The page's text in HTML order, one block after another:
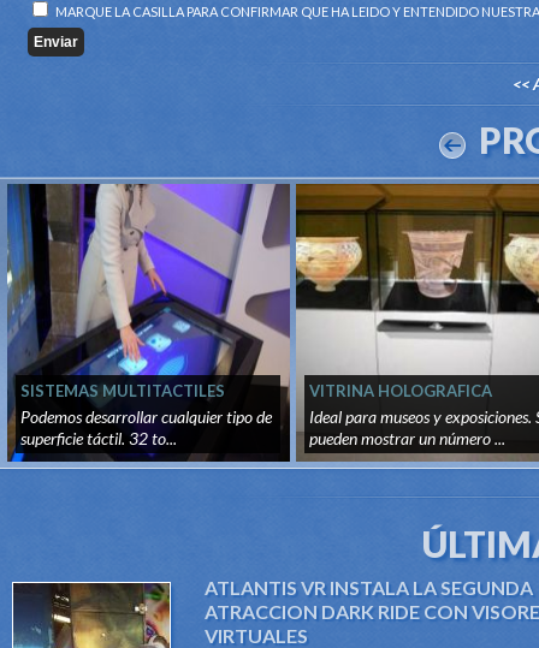
MARQUE LA CASILLA PARA CONFIRMAR QUE HA LEIDO Y ENTENDIDO
<<
SISTEMAS MULTITACTILES
Podemos desarrollar cualquier tipo de
superficie táctil. 32 to...
VITRINA HOLOGRAFICA
Ideal para museos y exposiciones.
pueden mostrar un número ...
ATLANTIS VR INSTALA LA SEGUNDA
ATRACCION DARK RIDE CON
VIRTUALES